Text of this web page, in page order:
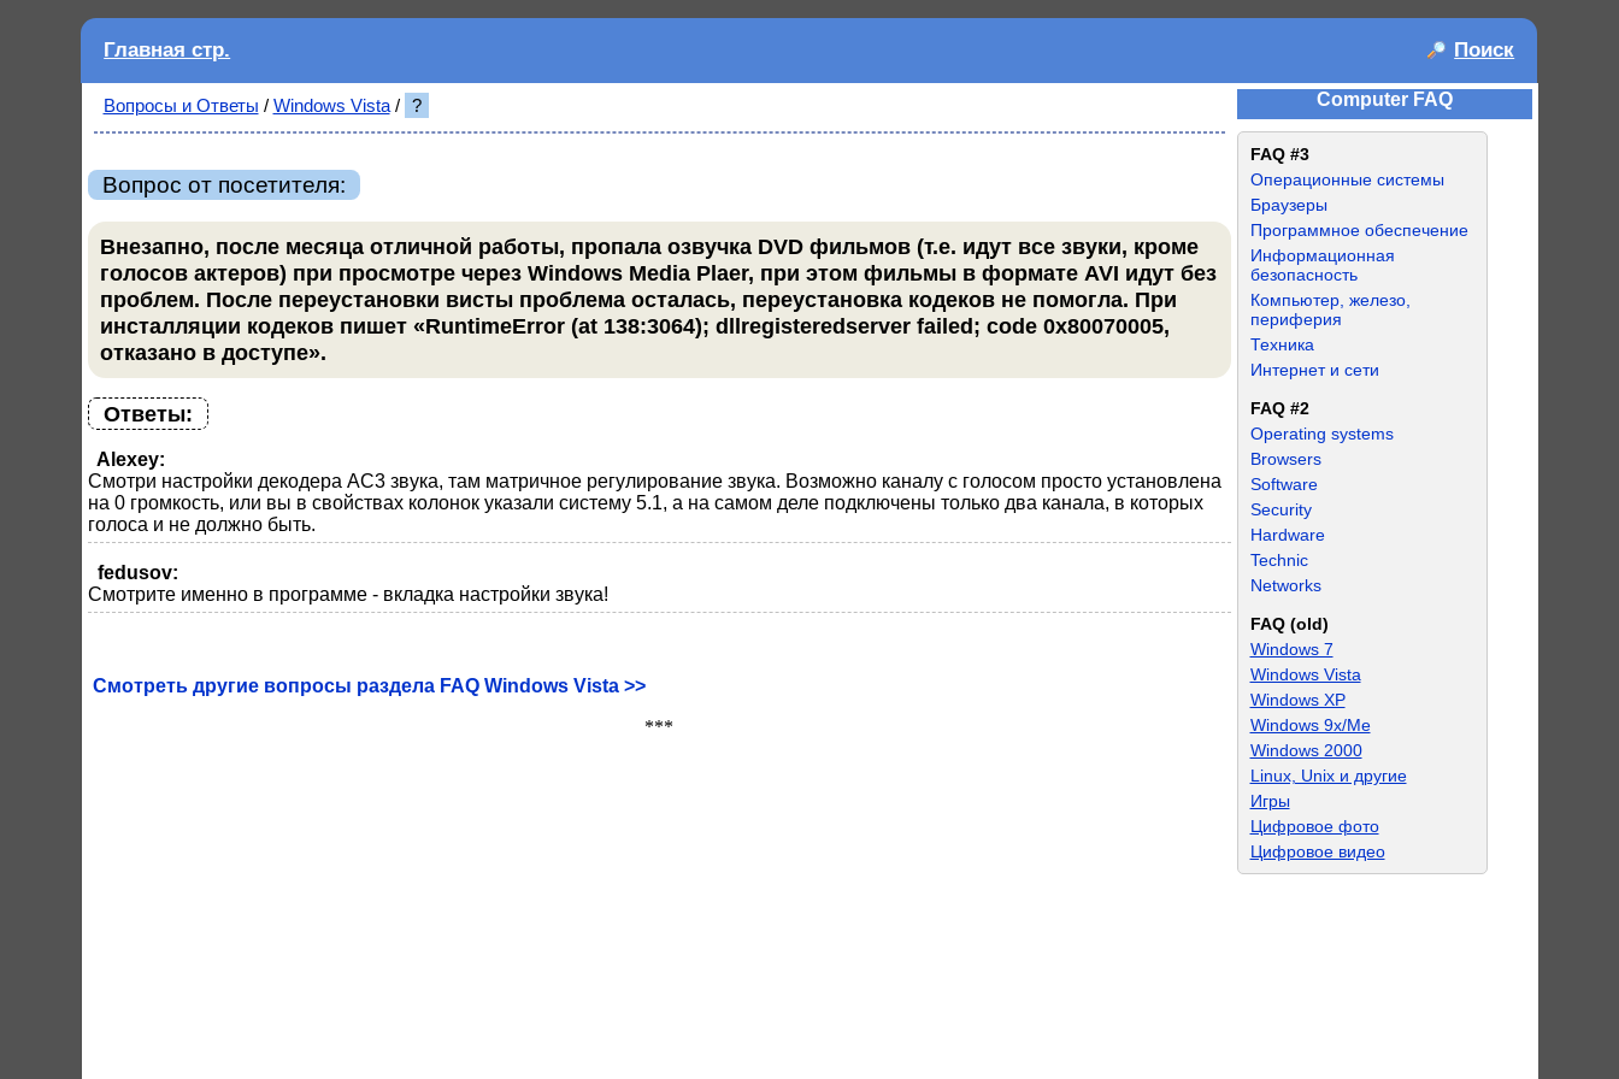
Главная стр. Поиск
Вопросы и Ответы / Windows Vista/ ?
Вопрос от посетителя:
Внезапно, после месяца отличной работы, пропала озвучка DVD фильмов (т.е. идут все звуки, кроме
голосов актеров) при просмотре через Windows Media Plaer, при этом фильмы в формате AVI идут без
проблем. После переустановки висты проблема осталась, переустановка кодеков не помогла. При
инсталляции кодеков пишет «RuntimeError (at 138:3064); dllregisteredserver failed; code 0x80070005,
отказано в доступе».
Ответы:
Alexey:
Смотри настройки декодера AC3 звука, там матричное регулирование звука. Возможно каналу с голосом просто установлена
на 0 громкость, или вы в свойствах колонок указали систему 5.1, а на самом деле подключены только два канала, в которых
голоса и не должно быть.
fedusov:
Смотрите именно в программе - вкладка настройки звука!
Смотреть другие вопросы раздела FAQ Windows Vista >>
***
Computer FAQ
FAQ #3
Операционные системы
Браузеры
Программное обеспечение
Информационная
безопасность
Компьютер, железо,
периферия
Техника
Интернет и сети
FAQ #2
Operating systems
Browsers
Software
Security
Hardware
Technic
Networks
FAQ (old)
Windows 7
Windows Vista
Windows XP
Windows 9x/Me
Windows 2000
Linux, Unix и другие
Игры
Цифровое фото
Цифровое видео